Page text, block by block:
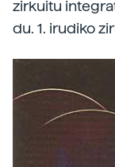
zirkuitu
du. 1. irudiko